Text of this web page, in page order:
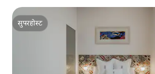
सुपरहोस्ट
सुपरहोस्ट